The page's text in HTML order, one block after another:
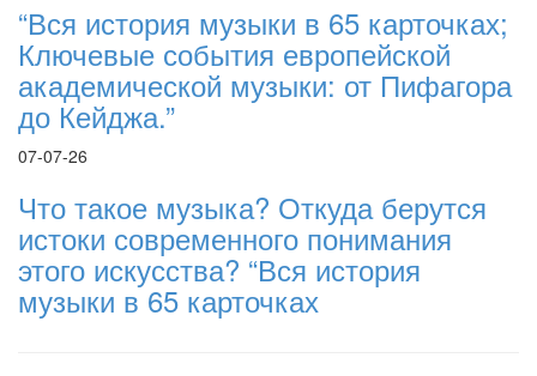
“Вся история музыки в 65 карточках;
Ключевые события европейской
академической музыки: от Пифагора
до Кейджа.”
07-07-26
Что такое музыка? Откуда берутся
истоки современного понимания
этого искусства? “Вся история
музыки в 65 карточках